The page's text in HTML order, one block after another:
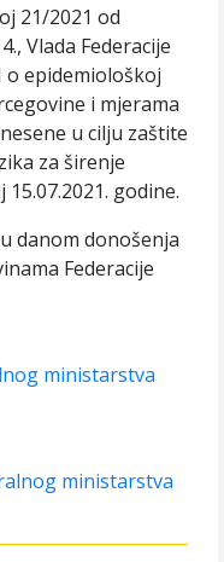
21/2021 od
Vlada Federacije
o epidemiološkoj
i mjerama
u cilju zaštite
za širenje
godine.
danom donošenja
Federacije
ministarstva
ministarstva